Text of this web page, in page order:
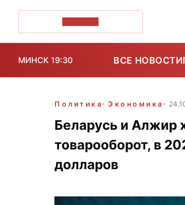
МИНСК 19:30 ВСЕ НОВОСТИ
Политика Экономика
Беларусь и Алжир
товарооборот, в
долларов